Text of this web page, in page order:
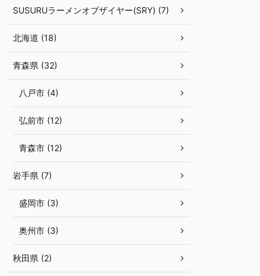
SUSURUラーメンオブザイヤー(SRY) (7)
北海道 (18)
青森県 (32)
八戸市 (4)
弘前市 (12)
青森市 (12)
岩手県 (7)
盛岡市 (3)
奥州市 (3)
秋田県 (2)